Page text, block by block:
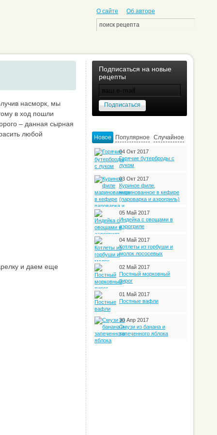
О сайте Об авторе
насморк, мы
в ход пошли
– данная сырная
любой
и даем еще
Подписаться на новые
рецепты
Новое Популярное Случайное
04 Окт 2017
Горячие бутерброды с
луком
03 Окт 2017
Куриное филе,
маринованное в кефире
(пароварка и аэрогриль)
05 Май 2017
Индейка с овощами в
аэрогриле
04 Май 2017
Котлеты из горбуши и
молок лососевых
02 Май 2017
Постный морковный
пирог
01 Май 2017
Постные вафли
30 Апр 2017
Смузи из банана и
запеченного яблока